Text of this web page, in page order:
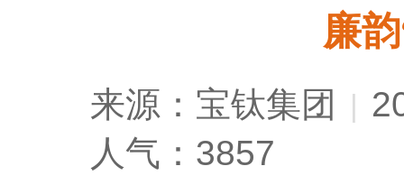
廉
来源：宝钛集团 |
人气：3857